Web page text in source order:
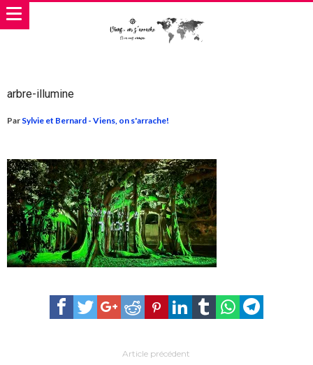
arbre-illumine
Par Sylvie et Bernard - Viens, on s'arrache!
Article précédent